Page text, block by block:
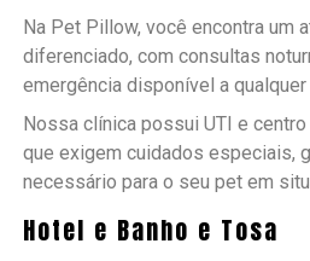
Na Pet Pillow, você encontra um
diferenciado, com consultas
emergência disponível a qualquer
Nossa clínica possui UTI e
que exigem cuidados especiais,
necessário para o seu pet em
Hotel e Banho e Tosa